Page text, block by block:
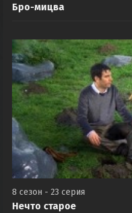
Бро-мицва
8 сезон - 23 серия
Нечто старое